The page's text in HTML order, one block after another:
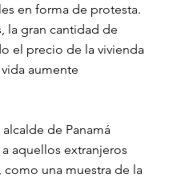
en forma de protesta.
la gran cantidad de
el precio de la vivienda
aumente
de Panamá
aquellos extranjeros
una muestra de la